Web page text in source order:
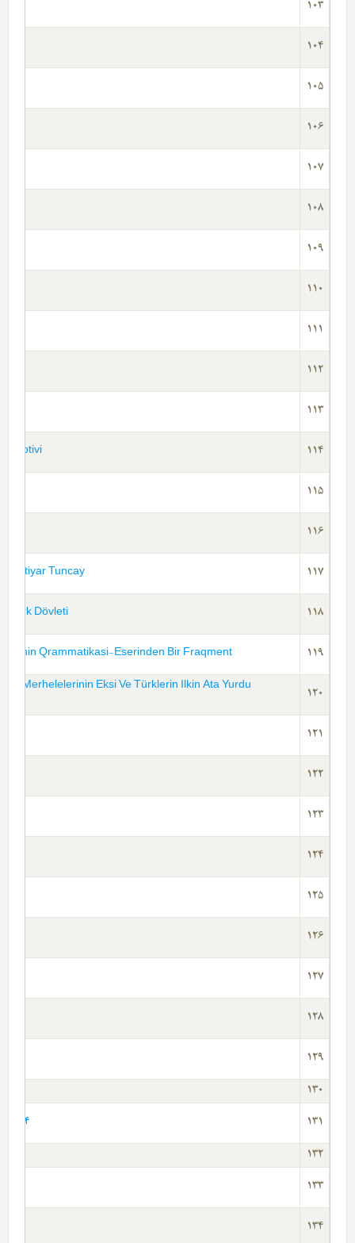
103
104
105
106
107
108
109
110
111
112
113
114
Motivi
115
116
117
Bextiyar Tuncay
118
Türk Dövleti
119
Dilinin Qrammatikasi-Eserinden Bir Fraqment
120
Merhelelerinin Eksi Ve Türklerin Ilkin Ata Yurdu
121
122
123
124
125
126
127
128
129
130
131
14-BulqaristanDeliorman Alevilighinde Qirklar Bayrami (Novruz-Nevruz) Ve Hidrellez
132
133
134